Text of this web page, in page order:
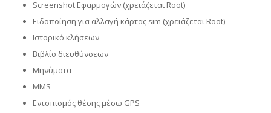
Screenshot Εφαρμογών (χρειάζεται Root)
Ειδοποίηση για αλλαγή κάρτας sim (χρειάζεται Root)
Ιστορικό κλήσεων
Βιβλίο διευθύνσεων
Μηνύματα
MMS
Εντοπισμός θέσης μέσω GPS